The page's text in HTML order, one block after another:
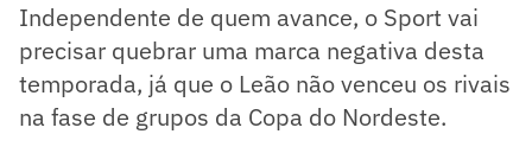
Independente de quem avance, o Sport vai
precisar quebrar uma marca negativa desta
temporada, já que o Leão não venceu os rivais
na fase de grupos da Copa do Nordeste.